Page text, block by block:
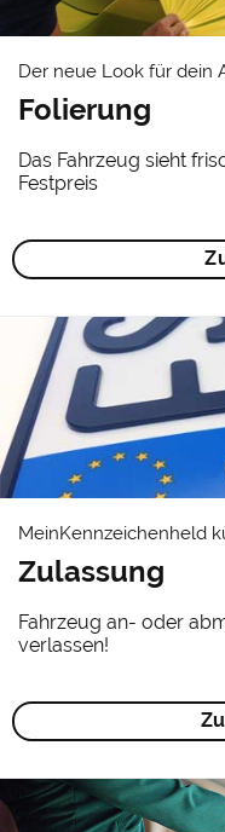
Der neue Look für dein
Folierung
Das Fahrzeug sieht
Festpreis
MeinKennzeichenheld
Zulassung
Fahrzeug an- oder
verlassen!